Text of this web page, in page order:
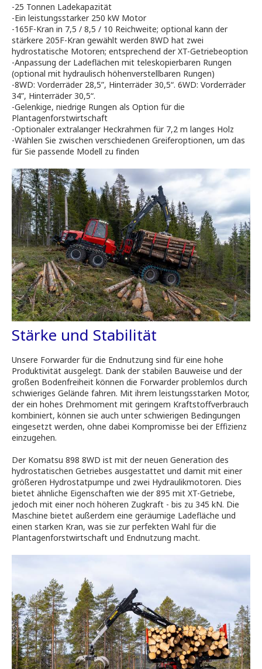
-25 Tonnen Ladekapazität
-Ein leistungsstarker 250 kW Motor
-165F-Kran in 7,5 / 8,5 / 10 Reichweite; optional kann der
stärkere 205F-Kran gewählt werden 8WD hat zwei
hydrostatische Motoren; entsprechend der XT-Getriebeoption
-Anpassung der Ladeflächen mit teleskopierbaren Rungen
(optional mit hydraulisch höhenverstellbaren Rungen)
-8WD: Vorderräder 28,5”, Hinterräder 30,5“. 6WD: Vorderräder
34”, Hinterräder 30,5“.
-Gelenkige, niedrige Rungen als Option für die
Plantagenforstwirtschaft
-Optionaler extralanger Heckrahmen für 7,2 m langes Holz
-Wählen Sie zwischen verschiedenen Greiferoptionen, um das
für Sie passende Modell zu finden
Stärke und Stabilität
Unsere Forwarder für die Endnutzung sind für eine hohe
Produktivität ausgelegt. Dank der stabilen Bauweise und der
großen Bodenfreiheit können die Forwarder problemlos durch
schwieriges Gelände fahren. Mit ihrem leistungsstarken Motor,
der ein hohes Drehmoment mit geringem Kraftstoffverbrauch
kombiniert, können sie auch unter schwierigen Bedingungen
eingesetzt werden, ohne dabei Kompromisse bei der Effizienz
einzugehen.
Der Komatsu 898 8WD ist mit der neuen Generation des
hydrostatischen Getriebes ausgestattet und damit mit einer
größeren Hydrostatpumpe und zwei Hydraulikmotoren. Dies
bietet ähnliche Eigenschaften wie der 895 mit XT-Getriebe,
jedoch mit einer noch höheren Zugkraft - bis zu 345 kN. Die
Maschine bietet außerdem eine geräumige Ladefläche und
einen starken Kran, was sie zur perfekten Wahl für die
Plantagenforstwirtschaft und Endnutzung macht.